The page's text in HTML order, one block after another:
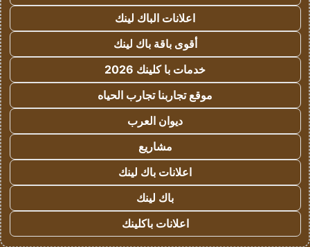
اعلانات الباك لينك
أقوى باقة باك لينك
خدمات با كلينك 2026
موقع تجاربنا تجارب الحياه
ديوان العرب
مشاريع
اعلانات باك لينك
باك لينك
اعلانات باكلينك